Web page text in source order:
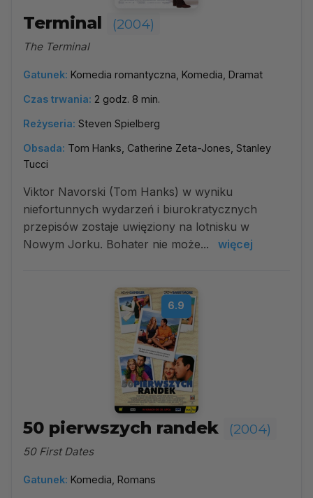
Terminal (2004)
The Terminal
Gatunek: Komedia romantyczna, Komedia, Dramat
Czas trwania: 2 godz. 8 min.
Reżyseria: Steven Spielberg
Obsada: Tom Hanks, Catherine Zeta-Jones, Stanley
Tucci
Viktor Navorski (Tom Hanks) w wyniku
niefortunnych wydarzeń i biurokratycznych
przepisów zostaje uwięziony na lotnisku w
Nowym Jorku. Bohater nie może...
więcej
6.9
50 pierwszych randek (2004)
50 First Dates
Gatunek: Komedia, Romans